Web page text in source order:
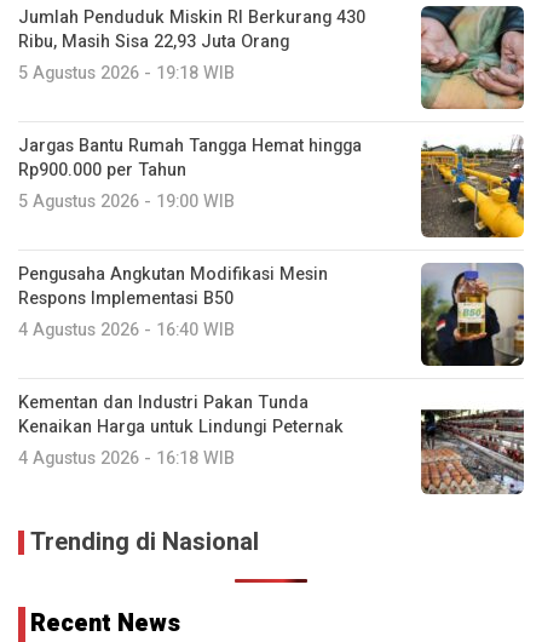
Jumlah Penduduk Miskin RI Berkurang 430
Ribu, Masih Sisa 22,93 Juta Orang
5 Agustus 2026 - 19:18 WIB
Jargas Bantu Rumah Tangga Hemat hingga
Rp900.000 per Tahun
5 Agustus 2026 - 19:00 WIB
Pengusaha Angkutan Modifikasi Mesin
Respons Implementasi B50
4 Agustus 2026 - 16:40 WIB
Kementan dan Industri Pakan Tunda
Kenaikan Harga untuk Lindungi Peternak
4 Agustus 2026 - 16:18 WIB
Trending di Nasional
Recent News